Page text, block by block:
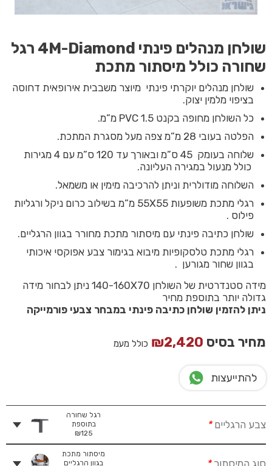
שולחן מנהלים פינתי 4M-Diamond רגל
שחורה כולל מיסתור מתכת
שולחן מנהלים יוקרתי פינתי מיוצר משבבית אירופאית דחוסה
בציפוי מלמין יצוק.
כל השולחן מחופה בקנט PVC 1.5 מ”מ.
הפלטה בעובי 28 מ”מ צפה מעל מסגרת המתכת.
שלוחה בעומק 45 ס”מ ובאורך עד 120 ס”מ עם 4 מגירות
כולל מנעול במגירה העליונה.
השלוחה מודולרית וניתן להרכיבה מימין או משמאל.
רגלי מתכת משופעות 55X55 מ”מ בשילוב כרום ניקל ורגליות
פילוס .
שולחן כתיבה פינתי עם מיסתור מתכת מחורר בגוון הרגליים.
רגלי מתכת טלסקופיות מיבוא בגימור צבע אפוקסי איכותי
בגוון שחור מגורען .
מידה סטנדרטית של השולחן 140-160X70 ניתן לבחור מידה
גדולה יותר בתוספת מחיר
ניתן להזמין שולחן כתיבה פינתי במבחר צבעי פורמייקה
מחיר בסיס ₪2,420 כולל מעמ
להתייעצות
צבע הרגליים*
רגל שחורה
בתוספת
₪125
סוג המיסתור*
מיסתור מתכת
בגוון הרגליים